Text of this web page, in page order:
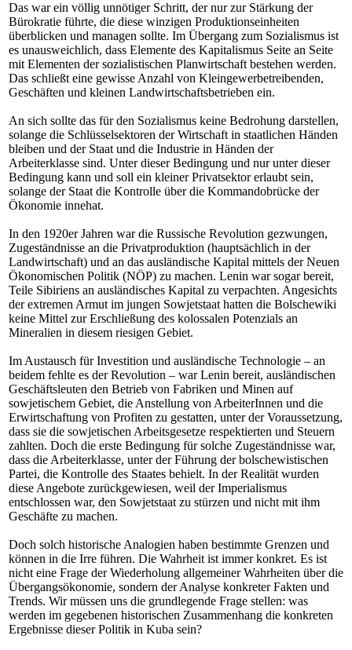
Das war ein völlig unnötiger Schritt, der nur zur Stärkung der
Bürokratie führte, die diese winzigen Produktionseinheiten
überblicken und managen sollte. Im Übergang zum Sozialismus ist
es unausweichlich, dass Elemente des Kapitalismus Seite an Seite
mit Elementen der sozialistischen Planwirtschaft bestehen werden.
Das schließt eine gewisse Anzahl von Kleingewerbetreibenden,
Geschäften und kleinen Landwirtschaftsbetrieben ein.
An sich sollte das für den Sozialismus keine Bedrohung darstellen,
solange die Schlüsselsektoren der Wirtschaft in staatlichen Händen
bleiben und der Staat und die Industrie in Händen der
Arbeiterklasse sind. Unter dieser Bedingung und nur unter dieser
Bedingung kann und soll ein kleiner Privatsektor erlaubt sein,
solange der Staat die Kontrolle über die Kommandobrücke der
Ökonomie innehat.
In den 1920er Jahren war die Russische Revolution gezwungen,
Zugeständnisse an die Privatproduktion (hauptsächlich in der
Landwirtschaft) und an das ausländische Kapital mittels der Neuen
Ökonomischen Politik (NÖP) zu machen. Lenin war sogar bereit,
Teile Sibiriens an ausländisches Kapital zu verpachten. Angesichts
der extremen Armut im jungen Sowjetstaat hatten die Bolschewiki
keine Mittel zur Erschließung des kolossalen Potenzials an
Mineralien in diesem riesigen Gebiet.
Im Austausch für Investition und ausländische Technologie – an
beidem fehlte es der Revolution – war Lenin bereit, ausländischen
Geschäftsleuten den Betrieb von Fabriken und Minen auf
sowjetischem Gebiet, die Anstellung von ArbeiterInnen und die
Erwirtschaftung von Profiten zu gestatten, unter der Voraussetzung,
dass sie die sowjetischen Arbeitsgesetze respektierten und Steuern
zahlten. Doch die erste Bedingung für solche Zugeständnisse war,
dass die Arbeiterklasse, unter der Führung der bolschewistischen
Partei, die Kontrolle des Staates behielt. In der Realität wurden
diese Angebote zurückgewiesen, weil der Imperialismus
entschlossen war, den Sowjetstaat zu stürzen und nicht mit ihm
Geschäfte zu machen.
Doch solch historische Analogien haben bestimmte Grenzen und
können in die Irre führen. Die Wahrheit ist immer konkret. Es ist
nicht eine Frage der Wiederholung allgemeiner Wahrheiten über die
Übergangsökonomie, sondern der Analyse konkreter Fakten und
Trends. Wir müssen uns die grundlegende Frage stellen: was
werden im gegebenen historischen Zusammenhang die konkreten
Ergebnisse dieser Politik in Kuba sein?